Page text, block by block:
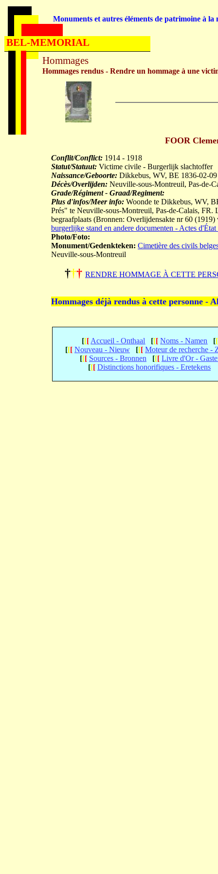
FOOR
Conflit/Conflict: 1914 - 1918
Statut/Statuut: Victime civile - Burgerlijk slachtoffer
Naissance/Geboorte: Dikkebus, WV, BE 1836-02-09
Décès/Overlijden: Neuville-sous-Montreuil, Pas-de-
Grade/Régiment - Graad/Regiment:
Plus d'infos/Meer info: Woonde te Dikkebus, WV,
Prés" te Neuville-sous-Montreuil, Pas-de-Calais, FR.
begraafplaats (Bronnen: Overlijdensakte nr 60
burgerlijke stand en andere documenten - Actes
Photo/Foto:
Monument/Gedenkteken: Cimetière des civils
Neuville-sous-Montreuil
††† RENDRE HOMMAGE À CETTE
Hommages déjà rendus à cette personne -
[[[ Accueil - Onthaal [[[ Noms - Namen [[
[[[ Nouveau - Nieuw [[[ Moteur de recherche -
[[[ Sources - Bronnen [[[ Livre d'Or -
[[[ Distinctions honorifiques - Eretekens
Hommages
Hommages rendus - Rendre un hommage à une
Monuments et autres éléments de patrimoine à la
BEL-MEMORIAL